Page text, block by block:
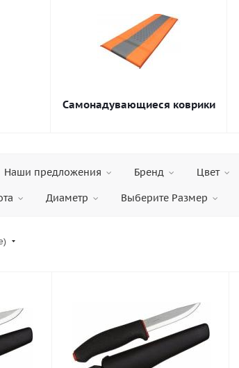
Самонадувающиеся коврики
Наши предложения Бренд Цвет
Диаметр Выберите Размер